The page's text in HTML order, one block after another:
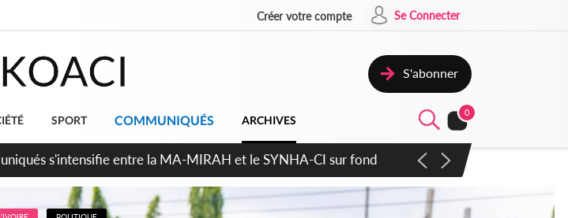
Créer votre compte Se Connecter
S'abonner
SPORT COMMUNIQUÉS ARCHIVES
0
pour un environnement démocratique plus apaisé